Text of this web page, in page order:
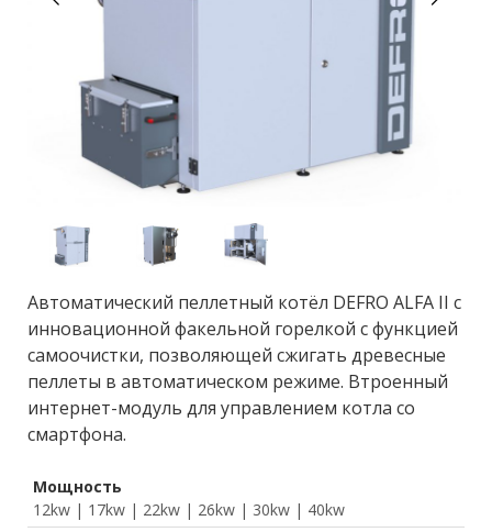
Автоматический пеллетный котёл DEFRO ALFA II с
инновационной факельной горелкой с функцией
самоочистки, позволяющей сжигать древесные
пеллеты в автоматическом режиме. Втроенный
интернет-модуль для управлением котла со
смартфона.
Мощность
12kw | 17kw | 22kw | 26kw | 30kw | 40kw